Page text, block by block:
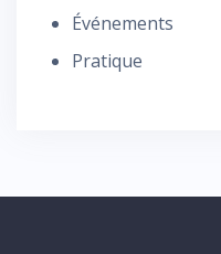
Événements
Pratique